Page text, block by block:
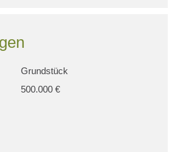
Grundstück
500.000 €